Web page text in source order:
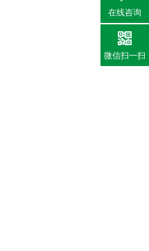
在线咨询
微信扫一扫